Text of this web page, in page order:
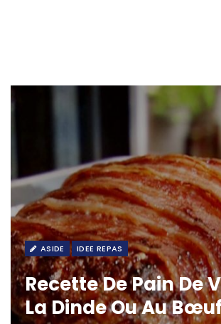
ASIDE IDEE REPAS
Recette De Pain De
La Dinde Ou Au